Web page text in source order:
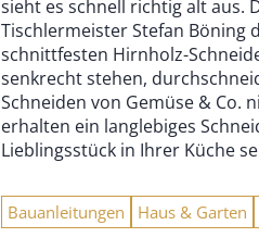
sieht es schnell richtig alt aus.
Tischlermeister Stefan Böning
schnittfesten Hirnholz-
senkrecht stehen,
Schneiden von Gemüse & Co.
erhalten ein langlebiges
Lieblingsstück in Ihrer Küche
Bauanleitungen Haus & Garten